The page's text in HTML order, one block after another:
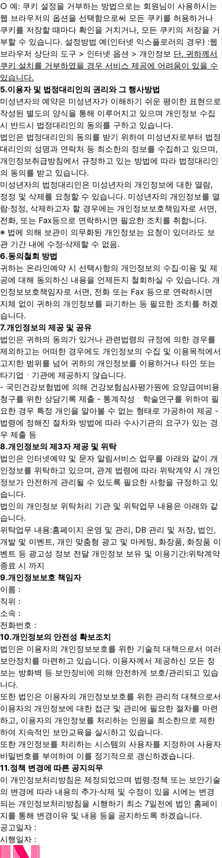
○ 예: 쿠키 설정을 거부하는 방법으로는 회원님이 사용하시는
웹 브라우저의 옵션을 선택함으로써 모든 쿠키를 허용하거나
쿠키를 저장할 때마다 확인을 거치거나, 모든 쿠키의 저장을 거
부할 수 있습니다. 설정방법 예(인터넷 익스플로러의 경우) :웹
브라우저 상단의 도구 > 인터넷 옵션 > 개인정보 단, 귀하께서
쿠키 설치를 거부하였을 경우 서비스 제공에 어려움이 있을 수
있습니다.
5.이용자 및 법정대리인의 권리와 그 행사방법
미성년자의 예약은 미성년자가 이해하기 쉬운 평이한 표현으로
작성된 별도의 양식을 통해 이루어지고 있으며 개인정보 수집
시 반드시 법정대리인의 동의를 구하고 있습니다.
법인은 법정대리인의 동의를 받기 위하여 미성년자로부터 법정
대리인의 성명과 연락처 등 최소한의 정보를 수집하고 있으며,
개인정보취급방침에서 규정하고 있는 방법에 따라 법정대리인
의 동의를 받고 있습니다.
미성년자의 법정대리인은 미성년자의 개인정보에 대한 열람,
정정 및 삭제를 요청할 수 있습니다. 미성년자의 개인정보를 열
람·정정, 삭제하고자 할 경우에는 개인정보보호책임자로 서면,
전화, 또는 Fax등으로 연락하시면 필요한 조치를 취합니다.
※ 법에 의해 보관이 의무화된 개인정보는 요청이 있더라도 보
관 기간 내에 수정·삭제할 수 없음.
6.동의철회 방법
귀하는 온라인예약 시 선택사항의 개인정보의 수집·이용 및 제
공에 대해 동의하신 내용을 언제든지 철회하실 수 있습니다. 개
인정보보호책임자로 서면, 전화 또는 Fax 등으로 연락하시면
지체 없이 귀하의 개인정보를 파기하는 등 필요한 조치를 하겠
습니다.
7.개인정보의 제공 및 공유
법인은 귀하의 동의가 있거나 관련법령의 규정에 의한 경우를
제외하고는 어떠한 경우에도 개인정보의 수집 및 이용목적에서
고지한 범위를 넘어 귀하의 개인정보를 이용하거나 타인 또는
타기업ㆍ기관에 제공하지 않습니다.
- 국민건강보험법에 의해 건강보험심사평가원에 요양급여비용
청구를 위한 상담기록 제출 - 통계작성ㆍ학술연구를 위하여 필
요한 경우 특정 개인을 알아볼 수 없는 형태로 가공하여 제공 -
법령에 정해진 절차와 방법에 따라 수사기관의 요구가 있는 경
우 제출 등
8.개인정보의 제3자 제공 및 위탁
법인은 인터넷예약 및 문자 알림서비스 업무를 아래와 같이 개
인정보를 위탁하고 있으며, 관계 법령에 따라 위탁계약 시 개인
정보가 안전하게 관리될 수 있도록 필요한 사항을 규정하고 있
습니다.
법인의 개인정보 위탁처리 기관 및 위탁업무 내용은 아래와 같
습니다.
위탁업무 내용:홈페이지 운영 및 관리, DB 관리 및 저장, 법인,
개발 및 이벤트, 개인 맞춤형 광고 및 마케팅, 화장품, 화장품 이
벤트 등 광고성 정보 전달 개인정보 보유 및 이용기간:위탁계약
종료 시 까지
9.개인정보보호 책임자
이름 :
직위 :
소속 :
전화번호 :
10.개인정보의 안전성 확보조치
법인은 이용자의 개인정보보호를 위한 기술적 대책으로서 여러
보안장치를 마련하고 있습니다. 이용자께서 제공하신 모든 정
보는 방화벽 등 보안장비에 의해 안전하게 보호/관리되고 있습
니다.
또한 법인은 이용자의 개인정보보호를 위한 관리적 대책으로서
이용자의 개인정보에 대한 접근 및 관리에 필요한 절차를 마련
하고, 이용자의 개인정보를 처리하는 인원을 최소한으로 제한
하여 지속적인 보안교육을 실시하고 있습니다.
또한 개인정보를 처리하는 시스템의 사용자를 지정하여 사용자
비밀번호를 부여하여 이를 정기적으로 갱신하겠습니다.
11.정책 변경에 따른 공지의무
이 개인정보처리방침은 제정되었으며 법령·정책 또는 보안기술
의 변경에 따라 내용의 추가·삭제 및 수정이 있을 시에는 변경
되는 개인정보처리방침을 시행하기 최소 7일전에 법인 홈페이
지를 통해 변경이유 및 내용 등을 공지하도록 하겠습니다.
공고일자 :
시행일자 :